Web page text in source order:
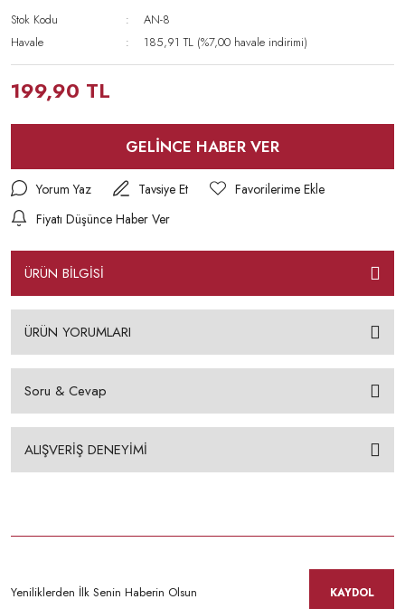
Stok Kodu
AN-8
Havale
185,91 TL (%7,00 havale indirimi)
199,90 TL
GELİNCE HABER VER
Yorum Yaz
Tavsiye Et
Fiyatı Düşünce Haber Ver
ÜRÜN BİLGİSİ
ÜRÜN YORUMLARI
Soru & Cevap
ALIŞVERİŞ DENEYİMİ
KAYDOL